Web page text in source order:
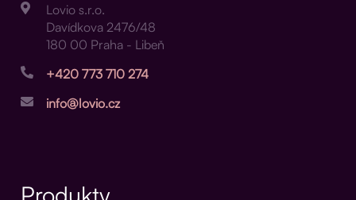
Lovio s.r.o.
Davídkova 2476/48
180 00 Praha - Libeň
+420 773 710 274
info@lovio.cz